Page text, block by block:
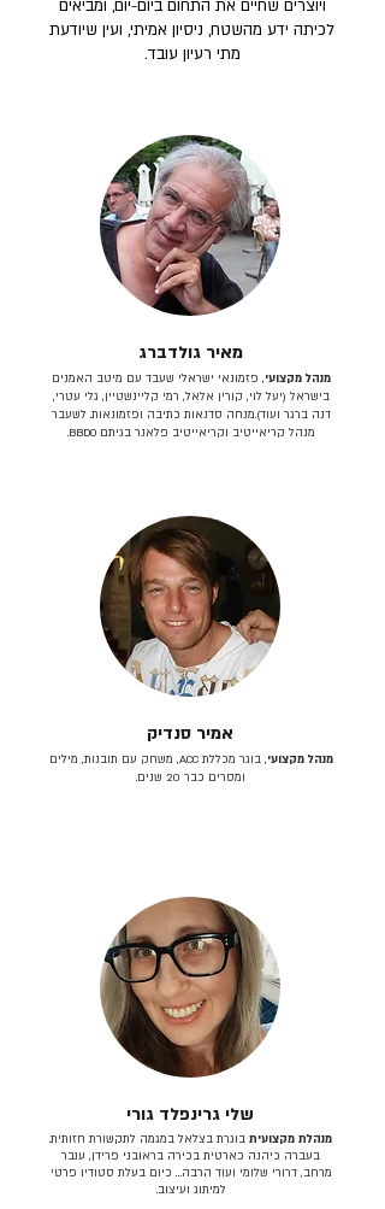
ויוצרים שחיים את התחום ביום-יום, ומביאים
לכיתה ידע מהשטח, ניסיון אמיתי, ועין שיודעת
מתי רעיון עובד.
מאיר גולדברג
מנהל מקצועי, פזמונאי ישראלי שעבד עם מיטב האמנים
בישראל (יעל לוי, קורין אלאל, רמי קליינשטיין, גלי עטרי,
דנה ברגר ועוד).מנחה סדנאות כתיבה ופזמונאות. לשעבר
מנהל קריאייטיב וקריאייטיב פלאנר בגיתם BBDO.
אמיר סנדיק
מנהל מקצועי
, בוגר מכללת ACC, משחק עם תובנות, מילים
ומסרים כבר 20 שנים.
שלי גרינפלד גורי
מנהלת מקצועית בוגרת בצלאל במגמה לתקשורת חזותית.
בעברה כיהנה כארטית בכירה בראובני פרידן, ענבר
מרחב, דרורי שלומי ועוד הרבה… כיום בעלת סטודיו פרטי
למיתוג ועיצוב.